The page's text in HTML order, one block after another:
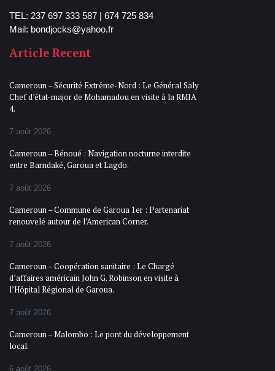
TEL: 237 697 333 587 | 674 725 834
Mail: bondjocks@yahoo.fr
Article Recent
Cameroun – Sécurité Extrême-Nord : Le Général Saly
Chef d’état-major de Mohamadou en visite à la RMIA
4.
7 août 2026
Cameroun – Bénoué : Navigation nocturne interdite
entre Barndaké, Garoua et Lagdo.
7 août 2026
Cameroun – Commune de Garoua 1er : Partenariat
renouvelé autour de l’American Corner.
7 août 2026
Cameroun – Coopération sanitaire : Le Chargé
d’affaires américain John G. Robinson en visite à
l’Hôpital Régional de Garoua.
7 août 2026
Cameroun – Malombo : Le pont du développement
local.
6 août 2026